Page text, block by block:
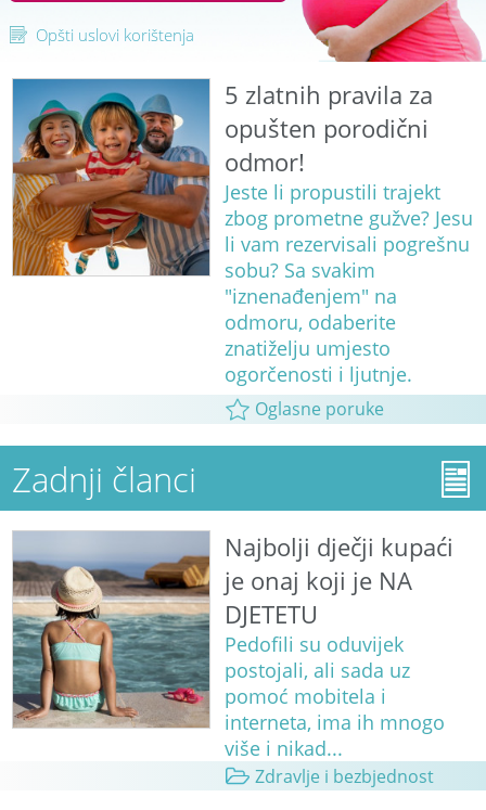
Opšti uslovi korištenja
5 zlatnih pravila za
opušten porodični
odmor!
Jeste li propustili trajekt
zbog prometne gužve? Jesu
li vam rezervisali pogrešnu
sobu? Sa svakim
"iznenađenjem" na
odmoru, odaberite
znatiželju umjesto
ogorčenosti i ljutnje.
Oglasne poruke
Zadnji članci
Najbolji dječji kupaći
je onaj koji je NA
DJETETU
Pedofili su oduvijek
postojali, ali sada uz
pomoć mobitela i
interneta, ima ih mnogo
više i nikad...
Zdravlje i bezbjednost